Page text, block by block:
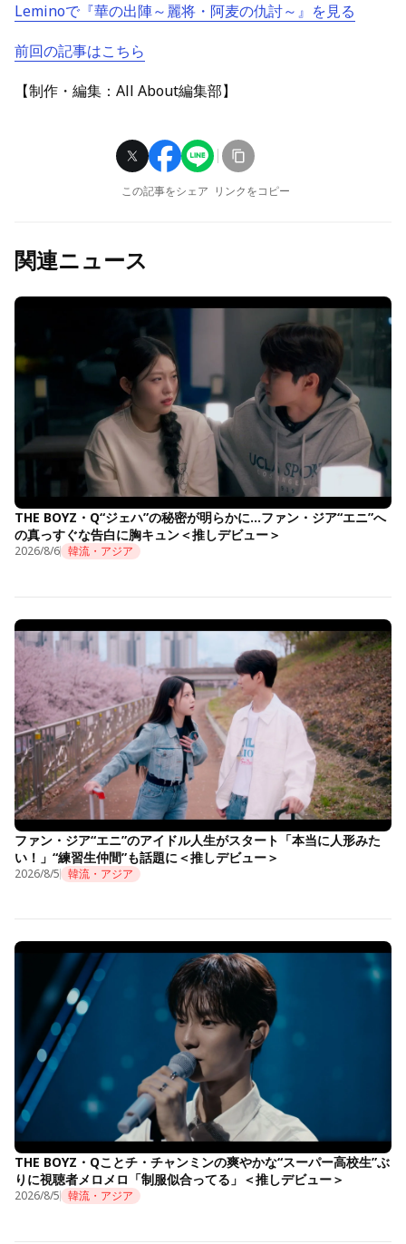
Leminoで『華の出陣～麗将・阿麦の仇討～』を見る
前回の記事はこちら
【制作・編集：All About編集部】
この記事をシェア リンクをコピー
関連ニュース
THE BOYZ・Q“ジェハ”の秘密が明らかに…ファン・ジア“エニ”へ
の真っすぐな告白に胸キュン＜推しデビュー＞
2026/8/6 韓流・アジア
ファン・ジア“エニ”のアイドル人生がスタート「本当に人形みた
い！」“練習生仲間”も話題に＜推しデビュー＞
2026/8/5 韓流・アジア
THE BOYZ・Qことチ・チャンミンの爽やかな“スーパー高校生”ぶ
りに視聴者メロメロ「制服似合ってる」＜推しデビュー＞
2026/8/5 韓流・アジア